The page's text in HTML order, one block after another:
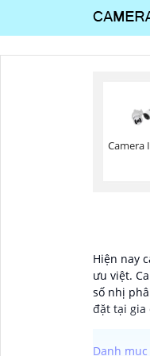
Camera
Hiện nay
ưu việt.
số nhị
đặt tại gia